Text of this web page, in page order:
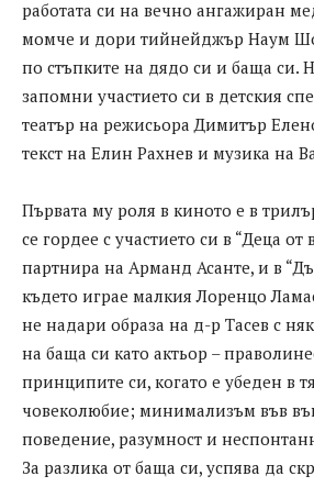
работата си на вечно ангажиран
момче и дори тийнейджър Наум
по стъпките на дядо си и баща си.
запомни участието си в детския
театър на режисьора Димитър
текст на Елин Рахнев и музика на
Първата му роля в киното е в
се гордее с участието си в “Деца от
партнира на Арманд Асанте, и в
където играе малкия Лоренцо
не надари образа на д-р Тасев с
на баща си като актьор –
принципите си, когато е убеден в
човеколюбие; минимализъм във
поведение, разумност и
За разлика от баща си, успява да